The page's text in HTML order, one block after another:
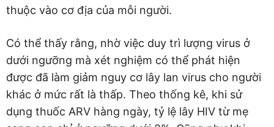
thuộc vào cơ địa của mỗi người.
Có thể thấy rằng, nhờ việc duy trì lượng virus ở
dưới ngưỡng mà xét nghiệm có thể phát hiện
được đã làm giảm nguy cơ lây lan virus cho người
khác ở mức rất là thấp. Theo thống kê, khi sử
dụng thuốc ARV hàng ngày, tỷ lệ lây HIV từ mẹ